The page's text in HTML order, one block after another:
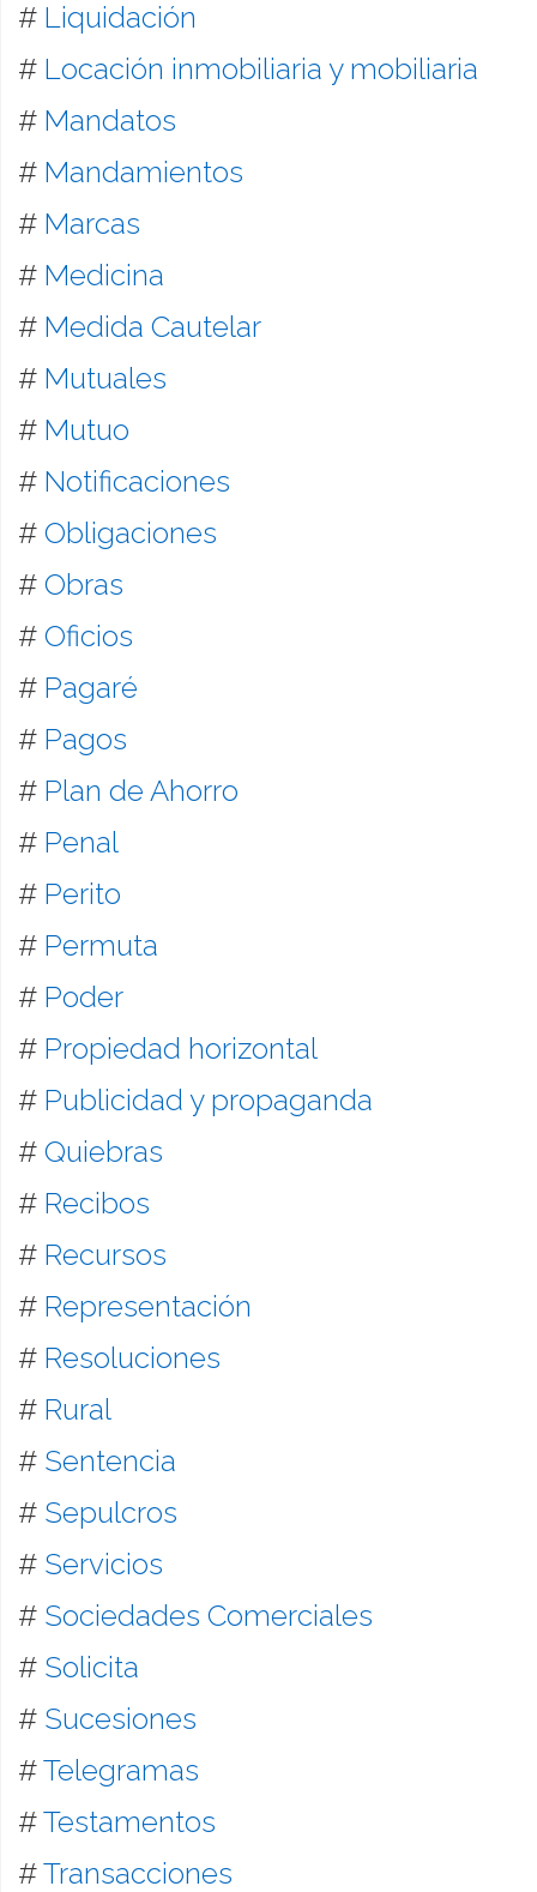
# Liquidación
# Locación inmobiliaria y mobiliaria
# Mandatos
# Mandamientos
# Marcas
# Medicina
# Medida Cautelar
# Mutuales
# Mutuo
# Notificaciones
# Obligaciones
# Obras
# Oficios
# Pagaré
# Pagos
# Plan de Ahorro
# Penal
# Perito
# Permuta
# Poder
# Propiedad horizontal
# Publicidad y propaganda
# Quiebras
# Recibos
# Recursos
# Representación
# Resoluciones
# Rural
# Sentencia
# Sepulcros
# Servicios
# Sociedades Comerciales
# Solicita
# Sucesiones
#Telegramas
#Testamentos
#Transacciones